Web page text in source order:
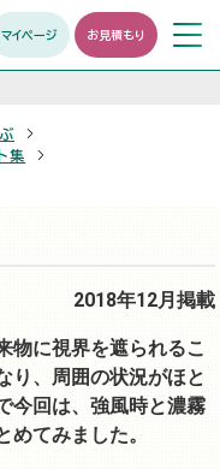
マイページ お見積もり メニュ
開く
集
2018年12月掲載
物に視界を遮られるこ
り、周囲の状況がほと
今回は、強風時と濃霧
てみました。